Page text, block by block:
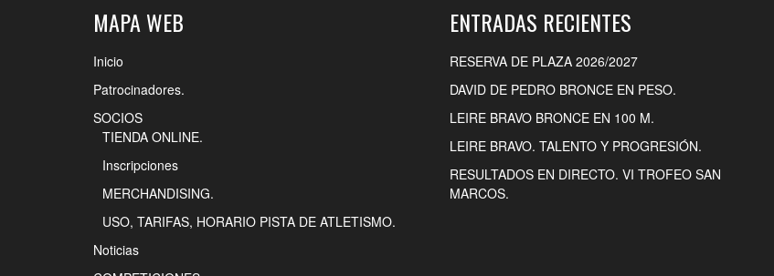
MAPA WEB
Inicio
Patrocinadores.
SOCIOS
TIENDA ONLINE.
Inscripciones
MERCHANDISING.
USO, TARIFAS, HORARIO PISTA DE ATLETISMO.
Noticias
ENTRADAS RECIENTES
RESERVA DE PLAZA 2026/2027
DAVID DE PEDRO BRONCE EN PESO.
LEIRE BRAVO BRONCE EN 100 M.
LEIRE BRAVO. TALENTO Y PROGRESIÓN.
RESULTADOS EN DIRECTO. VI TROFEO SAN
MARCOS.